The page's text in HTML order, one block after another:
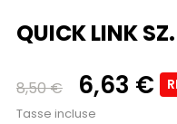
QUICK LINK
8,50 € 6,63 €
Tasse incluse